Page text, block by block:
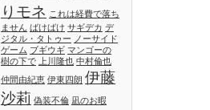
りモネ これは経費で落ち
ません ばけばけ サギデカ デ
ジタル・タトゥー ノーサイド
ゲーム ブギウギ マンゴーの
樹の下で
上川隆也 中村倫也
仲間由紀恵 伊東四朗 伊藤
沙莉 偽装不倫 凪のお暇